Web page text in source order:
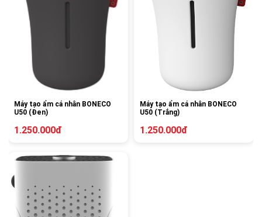
Máy tạo ẩm cá nhân BONECO
U50 (Đen)
1.250.000đ
Máy tạo ẩm cá nhân BONECO
U50 (Trắng)
1.250.000đ